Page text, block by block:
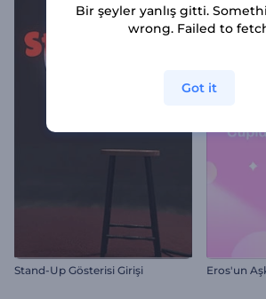
Stand-Up Gösterisi Girişi Eros'un
Bir şeyler yanlış gitti.
wrong. Failed to
Got it